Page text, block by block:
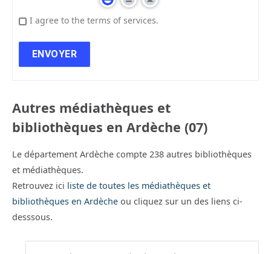
I agree to the terms of services.
Autres médiathèques et
bibliothèques en Ardèche (07)
Le département Ardèche compte 238 autres bibliothèques
et médiathèques.
Retrouvez ici liste de toutes les médiathèques et
bibliothèques en Ardèche ou cliquez sur un des liens ci-
desssous.